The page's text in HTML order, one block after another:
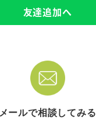
友達追加へ
メールで相談してみる